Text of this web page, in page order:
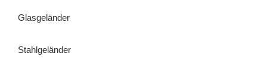
Glasgeländer
Stahlgeländer